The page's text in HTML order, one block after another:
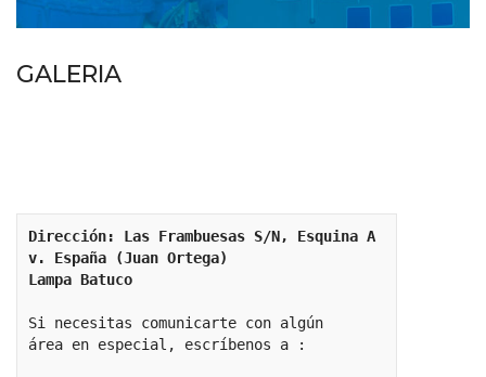
GALERIA
Dirección: Las Frambuesas S/N, Esquina A
v. España (Juan Ortega)
Lampa Batuco
Si necesitas comunicarte con algún
área en especial, escríbenos a :